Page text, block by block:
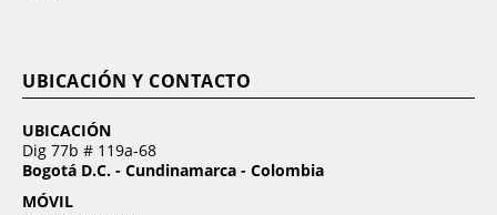
UBICACIÓN Y CONTACTO
UBICACIÓN
Dig 77b # 119a-68
Bogotá D.C. - Cundinamarca - Colombia
MÓVIL